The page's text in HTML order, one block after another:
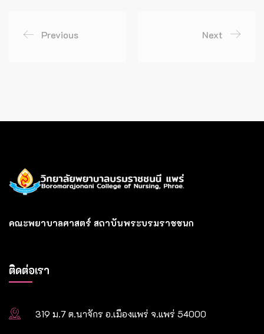
Previous Next
คณะพยาบาลศาสตร์ สถาบันพระบรมราชชนก
ติดต่อเรา
319 ม.7 ต.นาจักร อ.เมืองแพร่ จ.แพร่ 54000